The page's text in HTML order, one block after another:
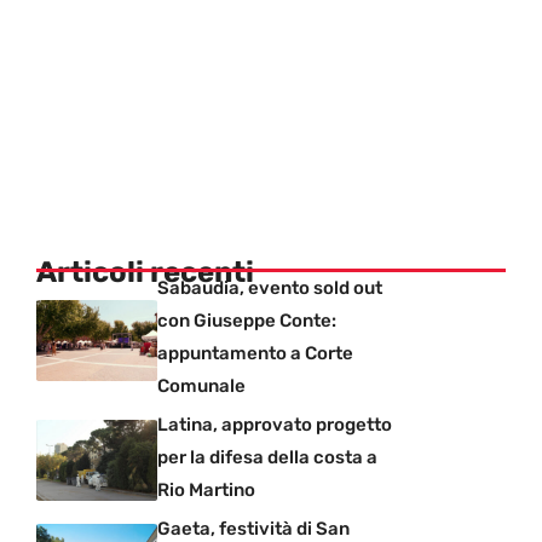
Articoli recentiSabaudia, evento sold out
con Giuseppe Conte:
appuntamento a Corte
Comunale
Latina, approvato progetto
per la difesa della costa a
Rio Martino
Gaeta, festività di San